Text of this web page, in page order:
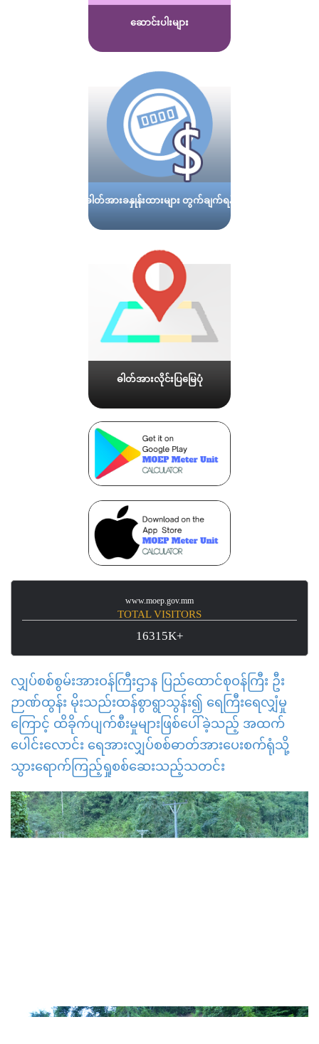
ဆောင်းပါးများ
ဓါတ်အားခနှုန်းထားများ တွက်ချက်ရန်
ဓါတ်အားလိုင်းပြမြေပုံ
www.moep.gov.mm
TOTAL VISITORS
16315K+
လျှပ်စစ်စွမ်းအားဝန်ကြီးဌာန ပြည်ထောင်စုဝန်ကြီး ဦး
ဉာဏ်ထွန်း မိုးသည်းထန်စွာရွာသွန်း၍ ရေကြီးရေလျှံမှု
ကြောင့် ထိခိုက်ပျက်စီးမှုများဖြစ်ပေါ်ခဲ့သည့် အထက်
ပေါင်းလောင်း ရေအားလျှပ်စစ်ဓာတ်အားပေးစက်ရုံသို့
သွားရောက်ကြည့်ရှုစစ်ဆေးသည့်သတင်း